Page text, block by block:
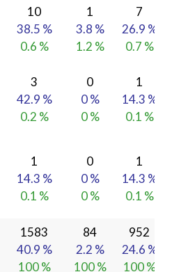
10
38.5 %
0.6 %
1
3.8 %
1.2 %
7
26.9 %
0.7 %
3
42.9 %
0.2 %
0
0 %
0 %
1
14.3 %
0.1 %
1
14.3 %
0.1 %
0
0 %
0 %
1
14.3 %
0.1 %
1583
40.9 %
100 %
84
2.2 %
100 %
952
24.6 %
100 %